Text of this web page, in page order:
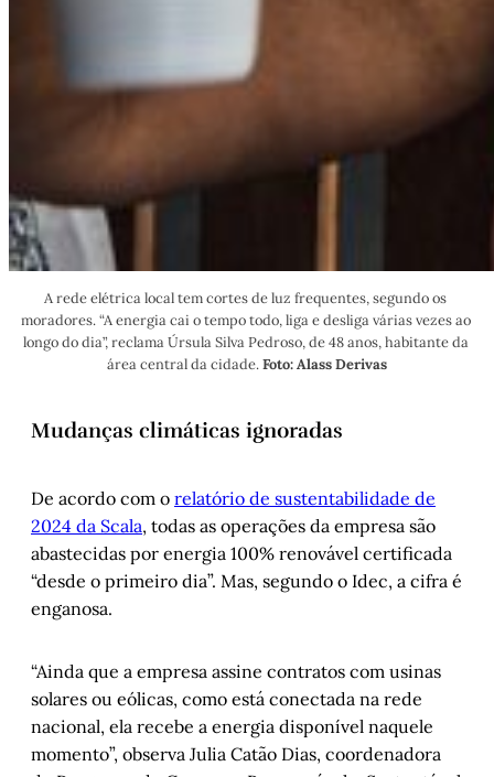
A rede elétrica local tem cortes de luz frequentes, segundo os
moradores. “A energia cai o tempo todo, liga e desliga várias vezes ao
longo do dia”, reclama Úrsula Silva Pedroso, de 48 anos, habitante da
área central da cidade. Foto: Alass Derivas
Mudanças climáticas ignoradas
De acordo com o relatório de sustentabilidade de
2024 da Scala, todas as operações da empresa são
abastecidas por energia 100% renovável certificada
“desde o primeiro dia”. Mas, segundo o Idec, a cifra é
enganosa.
“Ainda que a empresa assine contratos com usinas
solares ou eólicas, como está conectada na rede
nacional, ela recebe a energia disponível naquele
momento”, observa Julia Catão Dias, coordenadora